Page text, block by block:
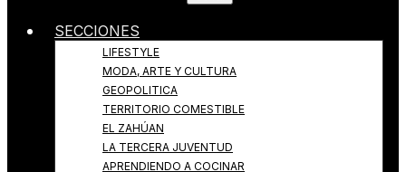
SECCIONES
LIFESTYLE
MODA, ARTE Y CULTURA
GEOPOLITICA
TERRITORIO COMESTIBLE
EL ZAHÚAN
LA TERCERA JUVENTUD
APRENDIENDO A COCINAR